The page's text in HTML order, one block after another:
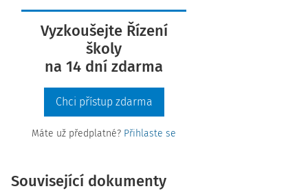
Vyzkoušejte Řízení
školy
na 14 dní zdarma
Chci přístup zdarma
Máte už předplatné? Přihlaste se
Související dokumenty